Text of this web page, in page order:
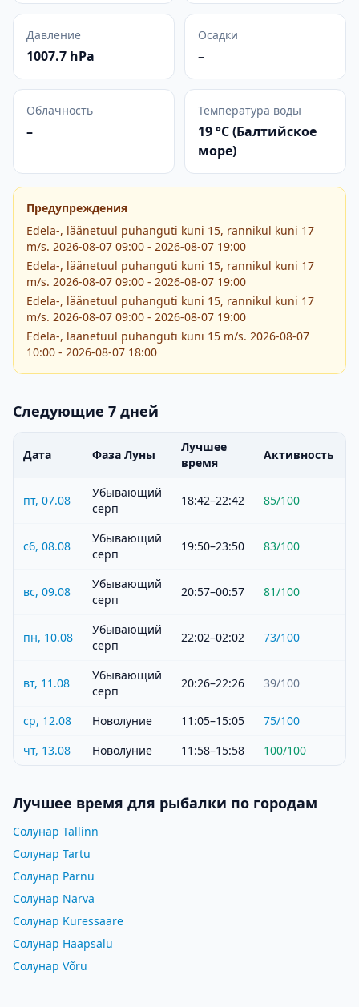
Давление
1007.7 hPa
Осадки
–
Облачность
–
Температура воды
19 °C (Балтийское
море)
Предупреждения
Edela-, läänetuul puhanguti kuni 15, rannikul kuni 17
m/s. 2026-08-07 09:00 - 2026-08-07 19:00
Edela-, läänetuul puhanguti kuni 15, rannikul kuni 17
m/s. 2026-08-07 09:00 - 2026-08-07 19:00
Edela-, läänetuul puhanguti kuni 15, rannikul kuni 17
m/s. 2026-08-07 09:00 - 2026-08-07 19:00
Edela-, läänetuul puhanguti kuni 15 m/s. 2026-08-07
10:00 - 2026-08-07 18:00
Следующие 7 дней
Дата Фаза Луны
Лучшее
время
Активность
пт, 07.08
Убывающий
серп
18:42–22:42 85/100
сб, 08.08
Убывающий
серп
19:50–23:50 83/100
вс, 09.08
Убывающий
серп
20:57–00:57 81/100
пн, 10.08
Убывающий
серп
22:02–02:02 73/100
вт, 11.08
Убывающий
серп
20:26–22:26 39/100
ср, 12.08 Новолуние 11:05–15:05 75/100
чт, 13.08
Новолуние 11:58–15:58 100/100
Лучшее время для рыбалки по городам
Солунар Tallinn
Солунар Tartu
Солунар Pärnu
Солунар Narva
Солунар Kuressaare
Солунар Haapsalu
Солунар Võru